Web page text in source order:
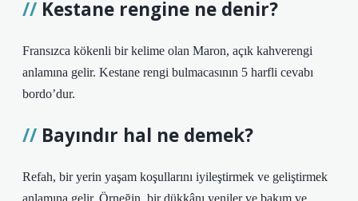
Kestane rengine ne denir?
Fransızca kökenli bir kelime olan Maron, açık kahverengi
anlamına gelir. Kestane rengi bulmacasının 5 harfli cevabı
bordo’dur.
Bayındır hal ne demek?
Refah, bir yerin yaşam koşullarını iyileştirmek ve geliştirmek
anlamına gelir. Örneğin, bir dükkânı yeniler ve bakım ve